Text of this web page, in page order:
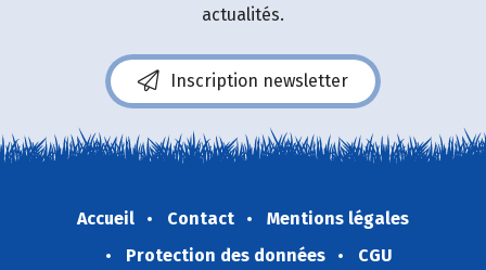
actualités.
Inscription newsletter
Accueil Contact
Mentions légales
Protection des données
CGU